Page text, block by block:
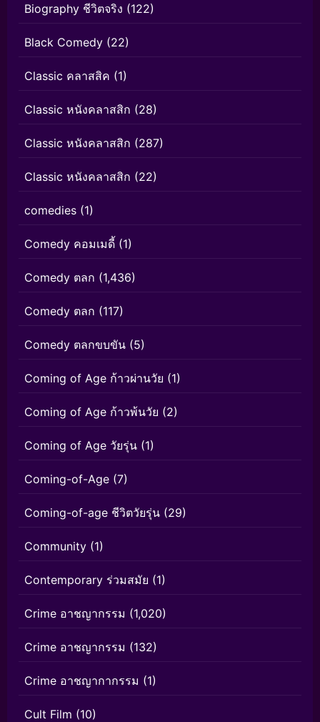
Biography ชีวิตจริง (122)
Black Comedy (22)
Classic คลาสสิค (1)
Classic หนังคลาสสิก (28)
Classic หนังคลาสสิก (287)
Classic หนังคลาสสิก (22)
comedies (1)
Comedy คอมเมดี้ (1)
Comedy ตลก (1,436)
Comedy ตลก (117)
Comedy ตลกขบขัน (5)
Coming of Age ก้าวผ่านวัย (1)
Coming of Age ก้าวพ้นวัย (2)
Coming of Age วัยรุ่น (1)
Coming-of-Age (7)
Coming-of-age ชีวิตวัยรุ่น (29)
Community (1)
Contemporary ร่วมสมัย (1)
Crime อาชญากรรม (1,020)
Crime อาชญากรรม (132)
Crime อาชญากากรรม (1)
Cult Film (10)